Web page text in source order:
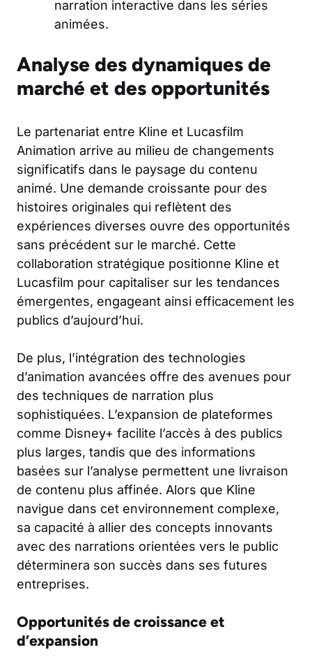
narration interactive dans les séries
animées.
Analyse des dynamiques de
marché et des opportunités
Le partenariat entre Kline et Lucasfilm
Animation arrive au milieu de changements
significatifs dans le paysage du contenu
animé. Une demande croissante pour des
histoires originales qui reflètent des
expériences diverses ouvre des opportunités
sans précédent sur le marché. Cette
collaboration stratégique positionne Kline et
Lucasfilm pour capitaliser sur les tendances
émergentes, engageant ainsi efficacement les
publics d’aujourd’hui.
De plus, l’intégration des technologies
d’animation avancées offre des avenues pour
des techniques de narration plus
sophistiquées. L’expansion de plateformes
comme Disney+ facilite l’accès à des publics
plus larges, tandis que des informations
basées sur l’analyse permettent une livraison
de contenu plus affinée. Alors que Kline
navigue dans cet environnement complexe,
sa capacité à allier des concepts innovants
avec des narrations orientées vers le public
déterminera son succès dans ses futures
entreprises.
Opportunités de croissance et
d’expansion